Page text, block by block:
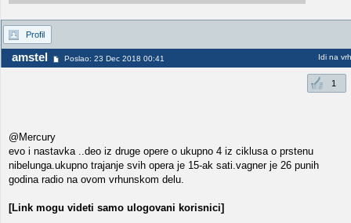
Profil
amstel Poslao: 23 Dec 2018 00:41 Idi na vrh
1
@Mercury
evo i nastavka ..deo iz druge opere o ukupno 4 iz ciklusa o prstenu
nibelunga.ukupno trajanje svih opera je 15-ak sati.vagner je 26 punih
godina radio na ovom vrhunskom delu.
[Link mogu videti samo ulogovani korisnici]